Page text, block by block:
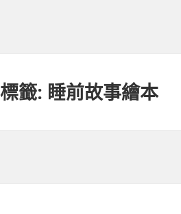
標籤: 睡前故事繪本